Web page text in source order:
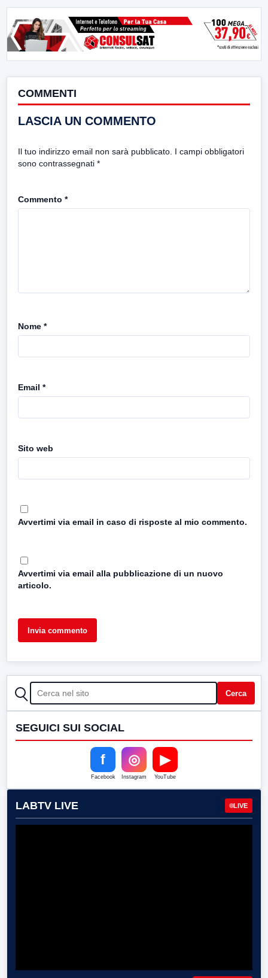
COMMENTI
LASCIA UN COMMENTO
Il tuo indirizzo email non sarà pubblicato. I campi obbligatori
sono contrassegnati *
Commento *
Nome *
Email *
Sito web
Avvertimi via email in caso di risposte al mio commento.
Avvertimi via email alla pubblicazione di un nuovo
articolo.
CERCA Cerca
SEGUICI SUI SOCIAL
f
Facebook
◎
Instagram
▶
YouTube
LABTV LIVE LIVE